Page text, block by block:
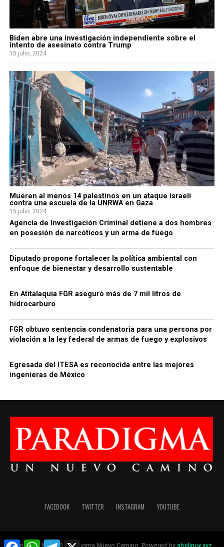
Biden abre una investigación independiente sobre el
intento de asesinato contra Trump
15 julio, 2024
Mueren al menos 14 palestinos en un ataque israelí
contra una escuela de la UNRWA en Gaza
15 julio, 2024
Agencia de Investigación Criminal detiene a dos hombres
en posesión de narcóticos y un arma de fuego
Diputado propone fortalecer la política ambiental con
enfoque de bienestar y desarrollo sustentable
En Atitalaquia FGR aseguró más de 7 mil litros de
hidrocarburo
FGR obtuvo sentencia condenatoria para una persona por
violación a la ley federal de armas de fuego y explosivos
Egresada del ITESA es reconocida entre las mejores
ingenieras de México
FACEBOOK TWITTER INSTAGRAM YOUTUBE
Copyright © 2025 Paradigma Nuevo Camino. Powered by abelinux.xyz
FacebookWhatsAppTelegram
X